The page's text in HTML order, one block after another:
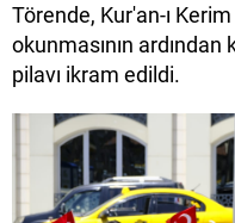
Törende, Kur'an-ı
okunmasının ardından
pilavı ikram edildi.